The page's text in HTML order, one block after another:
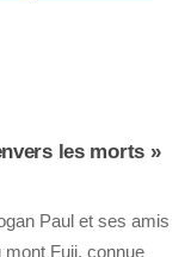
les morts »
Paul et ses amis
mont Fuji, connue